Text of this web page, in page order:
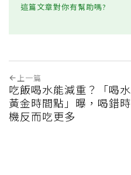
這篇文章對你有幫助嗎?
上一篇
吃飯喝水能減重？「喝水
黃金時間點」曝，喝錯時
機反而吃更多